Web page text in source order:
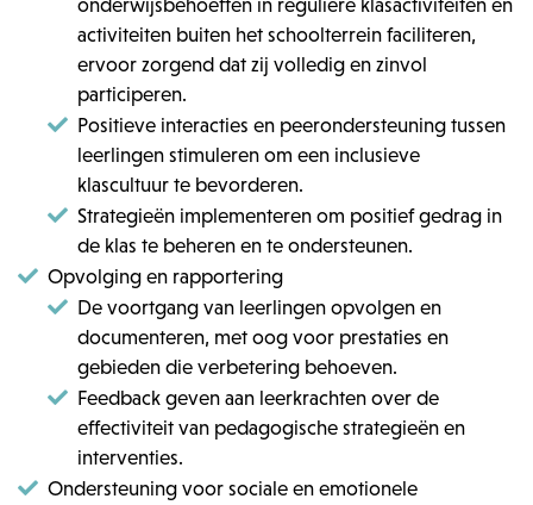
onderwijsbehoeften in reguliere klasactiviteiten en
activiteiten buiten het schoolterrein faciliteren,
ervoor zorgend dat zij volledig en zinvol
participeren.
Positieve interacties en peerondersteuning tussen
leerlingen stimuleren om een inclusieve
klascultuur te bevorderen.
Strategieën implementeren om positief gedrag in
de klas te beheren en te ondersteunen.
Opvolging en rapportering
De voortgang van leerlingen opvolgen en
documenteren, met oog voor prestaties en
gebieden die verbetering behoeven.
Feedback geven aan leerkrachten over de
effectiviteit van pedagogische strategieën en
interventies.
Ondersteuning voor sociale en emotionele